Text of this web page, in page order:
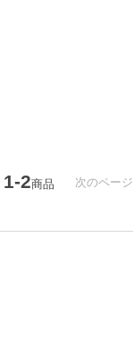
1-2商品 次のページ